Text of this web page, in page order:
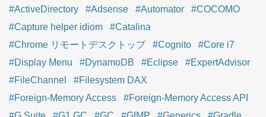
#ActiveDirectory
#Adsense #Automator
#COCOMO
#Capture helper idiom
#Catalina
#Chrome リモートデスクトップ
#Cognito
#Core i7
#Display Menu
#DynamoDB #Eclipse
#ExpertAdvisor
#FileChannel
#Filesystem DAX
#Foreign-Memory Access
#Foreign-Memory Access API